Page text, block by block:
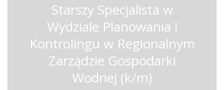
Starszy Specjalista w
Wydziale Planowania i
Kontrolingu w Regionalnym
Zarządzie Gospodarki
Wodnej (k/m)